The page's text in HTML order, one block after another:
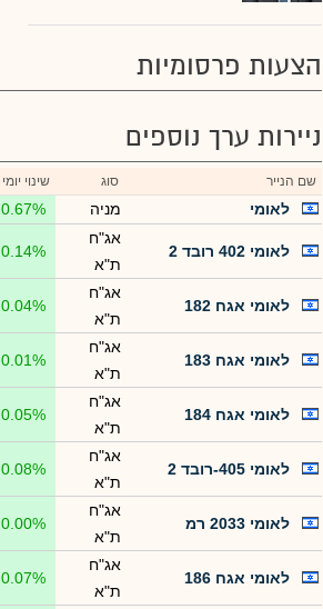
הצעות פרסומיות
ניירות ערך נוספים
שם הנייר סוג שינוי יומי
לאומי מניה 0.67%
לאומי 402 רובד 2
אג"ח
ת"א
0.14%
לאומי אגח 182
אג"ח
ת"א
0.04%
לאומי אגח 183
אג"ח
ת"א
0.01%
לאומי אגח 184
אג"ח
ת"א
0.05%
לאומי 405-רובד 2
אג"ח
ת"א
0.08%
לאומי 2033 רמ
אג"ח
ת"א
0.00%
לאומי אגח 186
אג"ח
ת"א
0.07%